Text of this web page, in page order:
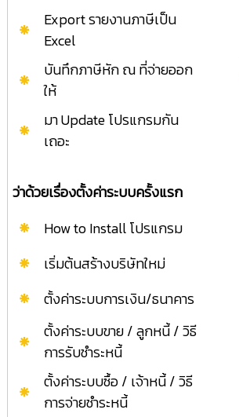
Export รายงานภาษีเป็น
Excel
บันทึกภาษีหัก ณ ที่จ่ายออก
ให้
มา Update โปรแกรมกัน
เถอะ
ว่าด้วยเรื่องตั้งค่าระบบครั้งแรก
How to Install โปรแกรม
เริ่มต้นสร้างบริษัทใหม่
ตั้งค่าระบบการเงิน/ธนาคาร
ตั้งค่าระบบขาย / ลูกหนี้ / วิธี
การรับชำระหนี้
ตั้งค่าระบบซื้อ / เจ้าหนี้ / วิธี
การจ่ายชำระหนี้